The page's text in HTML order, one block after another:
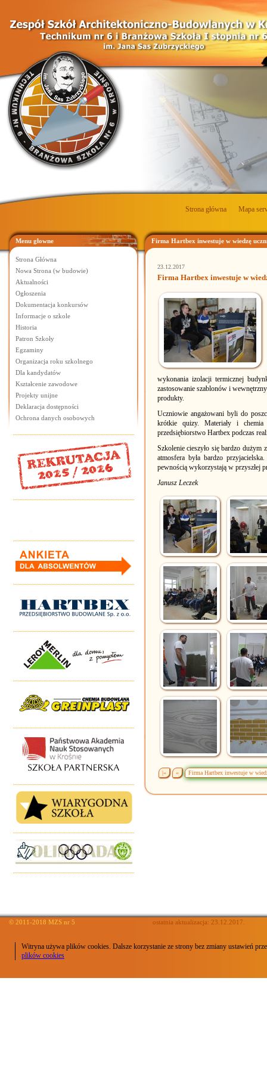
Strona główna Mapa
Menu głowne
Strona Główna
Nowa Strona (w budowie)
Aktualności
Ogłoszenia
Dokumentacja konkursów
Informacje o szkole
Historia
Patron Szkoły
Egzaminy
Organizacja roku szkolnego
Dla kandydatów
Kształcenie zawodowe
Projekty unijne
Deklaracja dostępności
Ochrona danych osobowych
Firma Hartbex inwestuje w wiedzę
23.12.2017
Firma Hartbex inwestuje w
wykonania izolacji termicznej
zastosowanie szablonów i
produkty.
Uczniowie angażowani byli do
krótkie quizy. Materiały i
przedsiębiorstwo Hartbex podczas
Szkolenie cieszyło się bardzo dużym
atmosfera była bardzo
pewnością wykorzystają w przyszłej
Janusz Leczek
|« « Firma Hartbex inwestuje w
© 2011-2018 MZS nr 5 ostatnia aktualizacja: 23.12.2017.
Witryna używa plików cookies. Dalsze korzystanie ze strony bez zmiany ustawień
plików cookies